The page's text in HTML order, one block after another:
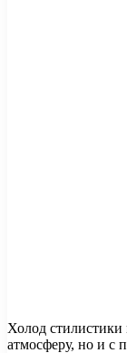
Холод
атмосферу, но и с